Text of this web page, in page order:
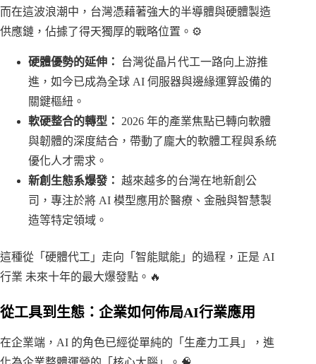
而在這波浪潮中，台灣憑藉著強大的半導體與硬體製造
供應鏈，佔據了得天獨厚的戰略位置。⚙️
硬體優勢的延伸：
台灣從晶片代工一路向上游推
進，如今已成為全球 AI 伺服器與邊緣運算設備的
關鍵樞紐。
軟硬整合的轉型：
2026 年的產業焦點已轉向軟體
與韌體的深度結合，帶動了龐大的軟體工程與系統
優化人才需求。
新創生態系爆發： 越來越多的台灣在地新創公
司，專注於將 AI 模型應用於醫療、金融與智慧製
造等特定領域。
這種從「硬體代工」走向「智能賦能」的過程，正是 AI
行業 未來十年的最大爆發點。🔥
從工具到生態：企業如何佈局AI行業應用
在企業端，AI 的角色已經從單純的「生產力工具」，進